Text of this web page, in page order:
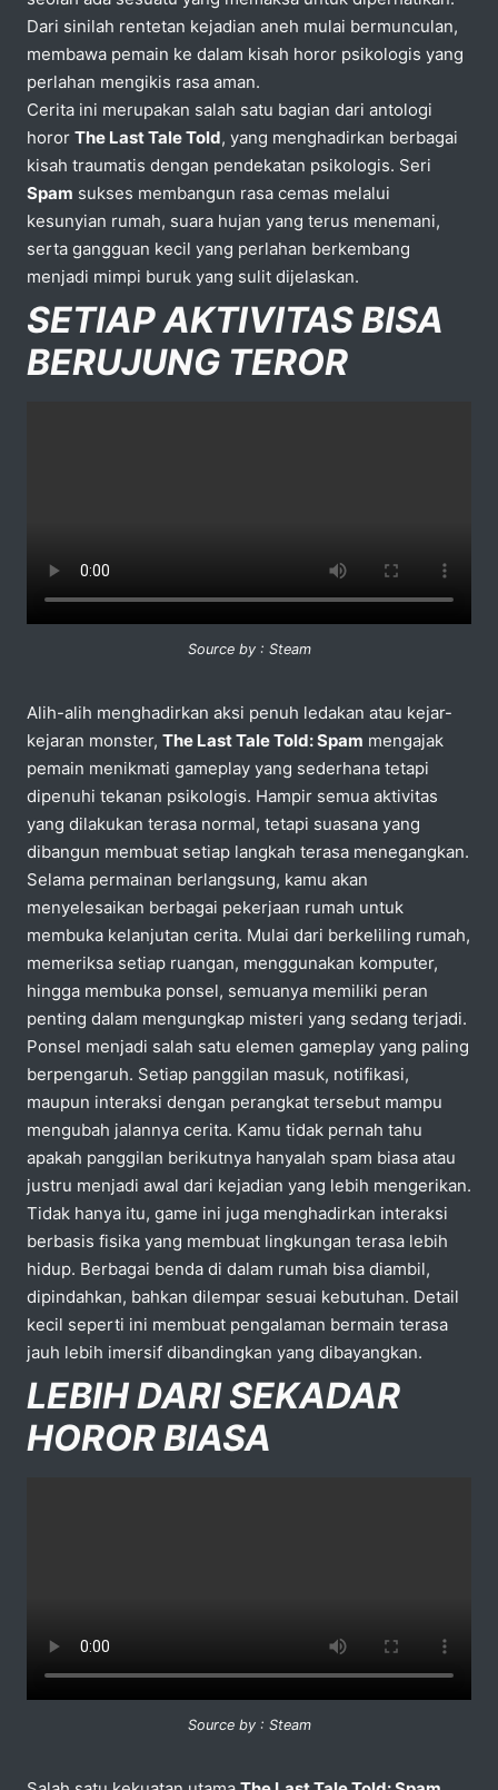
Dari sinilah rentetan kejadian aneh mulai bermunculan,
membawa pemain ke dalam kisah horor psikologis yang
perlahan mengikis rasa aman.
Cerita ini merupakan salah satu bagian dari antologi
horor The Last Tale Told, yang menghadirkan berbagai
kisah traumatis dengan pendekatan psikologis. Seri
Spam sukses membangun rasa cemas melalui
kesunyian rumah, suara hujan yang terus menemani,
serta gangguan kecil yang perlahan berkembang
menjadi mimpi buruk yang sulit dijelaskan.
SETIAP AKTIVITAS BISA
BERUJUNG TEROR
Source by : Steam
Alih-alih menghadirkan aksi penuh ledakan atau kejar-
kejaran monster, The Last Tale Told: Spam mengajak
pemain menikmati gameplay yang sederhana tetapi
dipenuhi tekanan psikologis. Hampir semua aktivitas
yang dilakukan terasa normal, tetapi suasana yang
dibangun membuat setiap langkah terasa menegangkan.
Selama permainan berlangsung, kamu akan
menyelesaikan berbagai pekerjaan rumah untuk
membuka kelanjutan cerita. Mulai dari berkeliling rumah,
memeriksa setiap ruangan, menggunakan komputer,
hingga membuka ponsel, semuanya memiliki peran
penting dalam mengungkap misteri yang sedang terjadi.
Ponsel menjadi salah satu elemen gameplay yang paling
berpengaruh. Setiap panggilan masuk, notifikasi,
maupun interaksi dengan perangkat tersebut mampu
mengubah jalannya cerita. Kamu tidak pernah tahu
apakah panggilan berikutnya hanyalah spam biasa atau
justru menjadi awal dari kejadian yang lebih mengerikan.
Tidak hanya itu, game ini juga menghadirkan interaksi
berbasis fisika yang membuat lingkungan terasa lebih
hidup. Berbagai benda di dalam rumah bisa diambil,
dipindahkan, bahkan dilempar sesuai kebutuhan. Detail
kecil seperti ini membuat pengalaman bermain terasa
jauh lebih imersif dibandingkan yang dibayangkan.
LEBIH DARI SEKADAR
HOROR BIASA
Source by : Steam